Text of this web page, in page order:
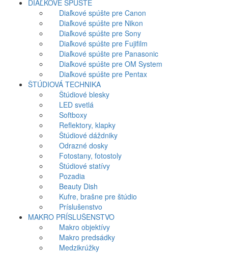
DIAĽKOVÉ SPÚŠTE
Diaľkové spúšte pre Canon
Diaľkové spúšte pre Nikon
Diaľkové spúšte pre Sony
Diaľkové spúšte pre Fujifilm
Diaľkové spúšte pre Panasonic
Diaľkové spúšte pre OM System
Diaľkové spúšte pre Pentax
ŠTÚDIOVÁ TECHNIKA
Štúdiové blesky
LED svetlá
Softboxy
Reflektory, klapky
Štúdiové dáždniky
Odrazné dosky
Fotostany, fotostoly
Štúdiové statívy
Pozadia
Beauty Dish
Kufre, brašne pre štúdio
Príslušenstvo
MAKRO PRÍSLUŠENSTVO
Makro objektívy
Makro predsádky
Medzikrúžky